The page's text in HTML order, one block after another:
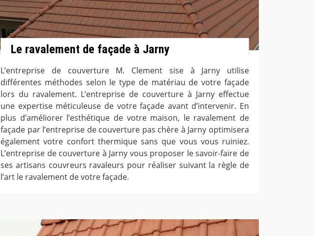
Le ravalement de façade à Jarny
L’entreprise de couverture M. Clement sise à Jarny utilise
différentes méthodes selon le type de matériau de votre façade
lors du ravalement. L’entreprise de couverture à Jarny effectue
une expertise méticuleuse de votre façade avant d’intervenir. En
plus d’améliorer l’esthétique de votre maison, le ravalement de
façade par l’entreprise de couverture pas chère à Jarny optimisera
également votre confort thermique sans que vous vous ruiniez.
L’entreprise de couverture à Jarny vous proposer le savoir-faire de
ses artisans couvreurs ravaleurs pour réaliser suivant la règle de
l’art le ravalement de votre façade.